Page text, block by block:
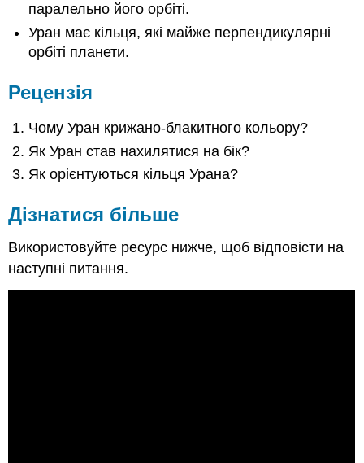
паралельно його орбіті.
Уран має кільця, які майже перпендикулярні
орбіті планети.
Рецензія
Чому Уран крижано-блакитного кольору?
Як Уран став нахилятися на бік?
Як орієнтуються кільця Урана?
Дізнатися більше
Використовуйте ресурс нижче, щоб відповісти на
наступні питання.